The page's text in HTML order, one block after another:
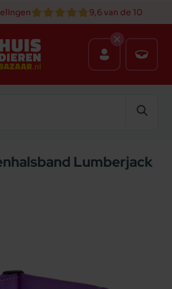
9,6 van de 10
Lumberjack